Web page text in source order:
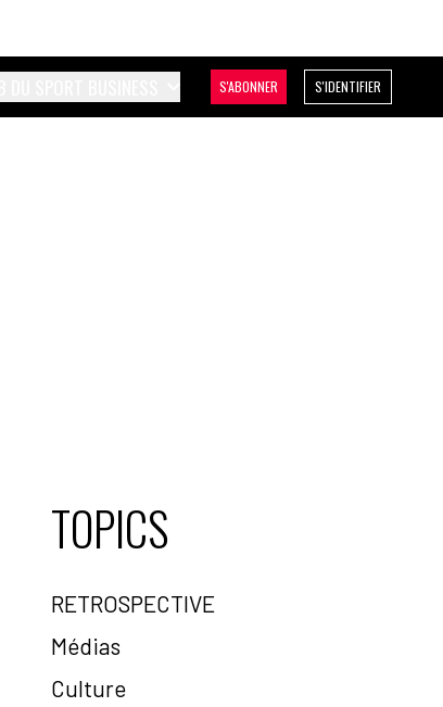
S'ABONNER S'IDENTIFIER
TOPICS
RETROSPECTIVE
Médias
Culture